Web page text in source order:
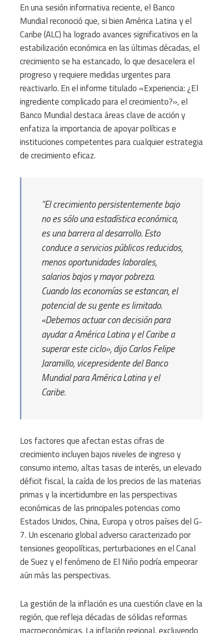
En una sesión informativa reciente, el Banco
Mundial reconoció que, si bien América Latina y el
Caribe (ALC) ha logrado avances significativos en la
estabilización económica en las últimas décadas, el
crecimiento se ha estancado, lo que desacelera el
progreso y requiere medidas urgentes para
reactivarlo. En el informe titulado «Experiencia: ¿El
ingrediente complicado para el crecimiento?», el
Banco Mundial destaca áreas clave de acción y
enfatiza la importancia de apoyar políticas e
instituciones competentes para cualquier estrategia
de crecimiento eficaz.
“El crecimiento persistentemente bajo
no es sólo una estadística económica,
es una barrera al desarrollo. Esto
conduce a servicios públicos reducidos,
menos oportunidades laborales,
salarios bajos y mayor pobreza.
Cuando las economías se estancan, el
potencial de su gente es limitado.
«Debemos actuar con decisión para
ayudar a América Latina y el Caribe a
superar este ciclo»,dijo Carlos Felipe
Jaramillo, vicepresidente del Banco
Mundial para América Latina y el
Caribe.
Los factores que afectan estas cifras de
crecimiento incluyen bajos niveles de ingreso y
consumo interno, altas tasas de interés, un elevado
déficit fiscal, la caída de los precios de las materias
primas y la incertidumbre en las perspectivas
económicas de las principales potencias como
Estados Unidos, China, Europa y otros países del G-
7. Un escenario global adverso caracterizado por
tensiones geopolíticas, perturbaciones en el Canal
de Suez y el fenómeno de El Niño podría empeorar
aún más las perspectivas.
La gestión de la inflación es una cuestión clave en la
región, que refleja décadas de sólidas reformas
macroeconómicas. La inflación regional, excluyendo